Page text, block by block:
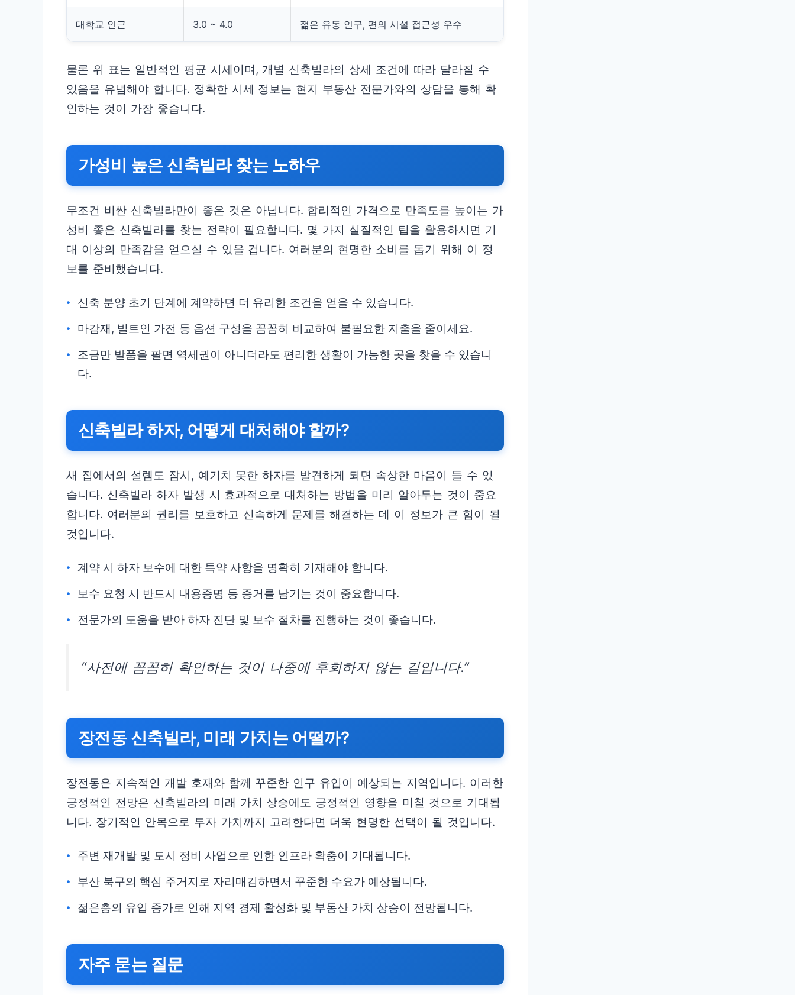
대학교 인근 3.0 ~ 4.0 젊은 유동 인구, 편의 시설 접근성 우수
물론 위 표는 일반적인 평균 시세이며, 개별 신축빌라의 상세 조건에 따라 달라질 수
있음을 유념해야 합니다. 정확한 시세 정보는 현지 부동산 전문가와의 상담을 통해 확
인하는 것이 가장 좋습니다.
가성비 높은 신축빌라 찾는 노하우
무조건 비싼 신축빌라만이 좋은 것은 아닙니다. 합리적인 가격으로 만족도를 높이는 가
성비 좋은 신축빌라를 찾는 전략이 필요합니다. 몇 가지 실질적인 팁을 활용하시면 기
대 이상의 만족감을 얻으실 수 있을 겁니다. 여러분의 현명한 소비를 돕기 위해 이 정
보를 준비했습니다.
신축 분양 초기 단계에 계약하면 더 유리한 조건을 얻을 수 있습니다.
마감재, 빌트인 가전 등 옵션 구성을 꼼꼼히 비교하여 불필요한 지출을 줄이세요.
조금만 발품을 팔면 역세권이 아니더라도 편리한 생활이 가능한 곳을 찾을 수 있습니
다.
신축빌라 하자, 어떻게 대처해야 할까?
새 집에서의 설렘도 잠시, 예기치 못한 하자를 발견하게 되면 속상한 마음이 들 수 있
습니다. 신축빌라 하자 발생 시 효과적으로 대처하는 방법을 미리 알아두는 것이 중요
합니다. 여러분의 권리를 보호하고 신속하게 문제를 해결하는 데 이 정보가 큰 힘이 될
것입니다.
계약 시 하자 보수에 대한 특약 사항을 명확히 기재해야 합니다.
보수 요청 시 반드시 내용증명 등 증거를 남기는 것이 중요합니다.
전문가의 도움을 받아 하자 진단 및 보수 절차를 진행하는 것이 좋습니다.
“사전에 꼼꼼히 확인하는 것이 나중에 후회하지 않는 길입니다.”
장전동 신축빌라, 미래 가치는 어떨까?
장전동은 지속적인 개발 호재와 함께 꾸준한 인구 유입이 예상되는 지역입니다. 이러한
긍정적인 전망은 신축빌라의 미래 가치 상승에도 긍정적인 영향을 미칠 것으로 기대됩
니다. 장기적인 안목으로 투자 가치까지 고려한다면 더욱 현명한 선택이 될 것입니다.
주변 재개발 및 도시 정비 사업으로 인한 인프라 확충이 기대됩니다.
부산 북구의 핵심 주거지로 자리매김하면서 꾸준한 수요가 예상됩니다.
젊은층의 유입 증가로 인해 지역 경제 활성화 및 부동산 가치 상승이 전망됩니다.
자주 묻는 질문